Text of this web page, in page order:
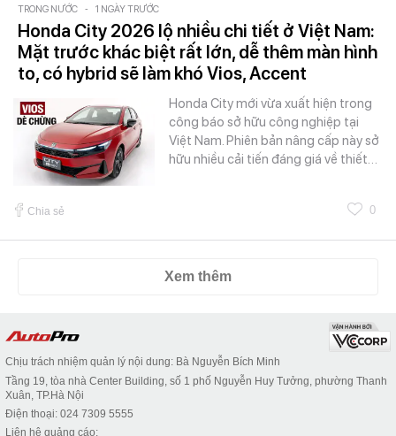
TRONG NƯỚC - 1 NGÀY TRƯỚC
Honda City 2026 lộ nhiều chi tiết ở Việt Nam:
Mặt trước khác biệt rất lớn, dễ thêm màn hình
to, có hybrid sẽ làm khó Vios, Accent
Honda City mới vừa xuất hiện trong
công báo sở hữu công nghiệp tại
Việt Nam. Phiên bản nâng cấp này sở
hữu nhiều cải tiến đáng giá về thiết…
Chia sẻ 0
Xem thêm
Chịu trách nhiệm quản lý nội dung: Bà Nguyễn Bích Minh
Tầng 19, tòa nhà Center Building, số 1 phố Nguyễn Huy Tưởng, phường Thanh
Xuân, TP.Hà Nội
Điện thoại: 024 7309 5555
Liên hệ quảng cáo: